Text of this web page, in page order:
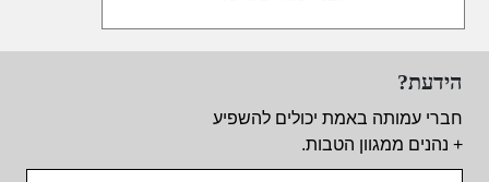
הידעת?
חברי עמותה באמת יכולים להשפיע
+ נהנים ממגוון הטבות.